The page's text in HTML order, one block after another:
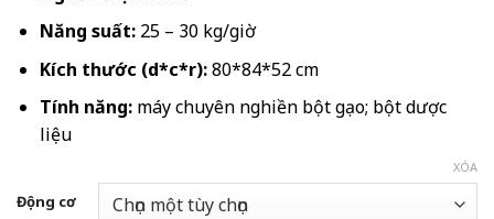
Năng suất:25 – 30 kg/giờ
Kích thước (d*c*r):80*84*52 cm
Tính năng:máy chuyên nghiền bột gạo; bột dược
liệu
Động cơ
XÓA